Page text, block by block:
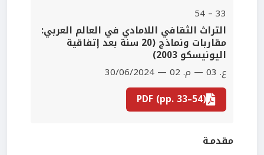
33 – 54
التراث الثقافي اللامادي في العالم العربي:
مقاربات ونماذج (20 سنة بعد إتفاقية
اليونيسكو 2003)
ع. 03 — م. 02 — 30/06/2024
PDF (pp. 33–54)
مقدمـة